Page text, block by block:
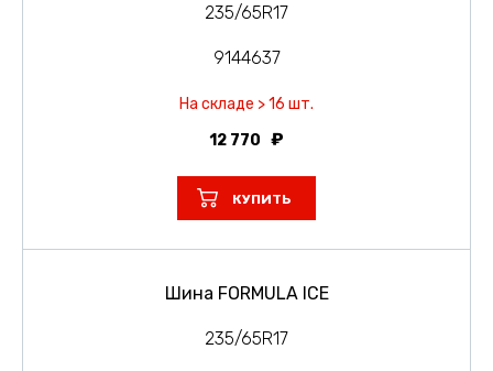
235/65R17
9144637
На складе > 16 шт.
12 770
КУПИТЬ
Шина FORMULA ICE
235/65R17